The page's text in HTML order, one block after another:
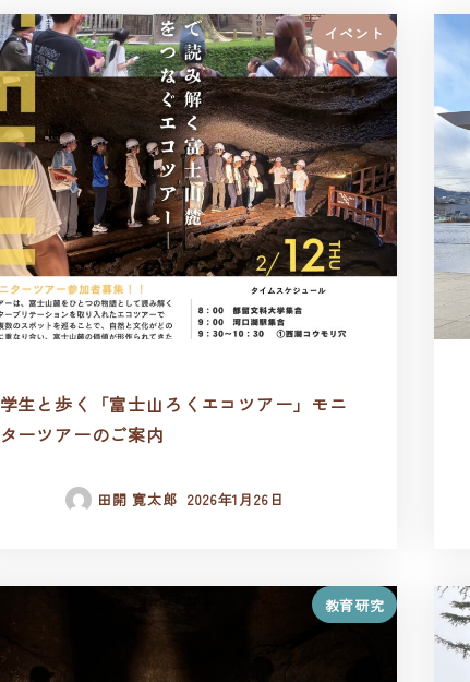
イベント
学生と歩く「富士山ろくエコツアー」モニ
ターツアーのご案内
田開 寛太郎 2026年1月26日
教育研究